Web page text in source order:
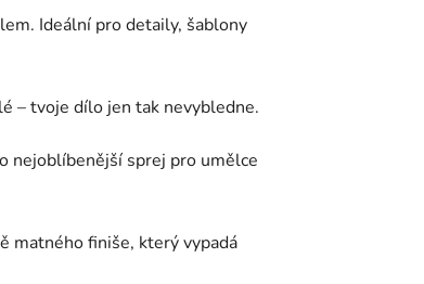
Ideální pro detaily, šablony
– tvoje dílo jen tak nevybledne.
nejoblíbenější sprej pro umělce
matného finiše, který vypadá